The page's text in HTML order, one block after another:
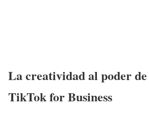
La creatividad al poder
TikTok for Business